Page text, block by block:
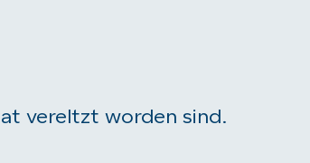
vereltzt worden sind.